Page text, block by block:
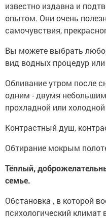
известно издавна и
опытом. Они очень
самочувствия,
Вы можете выбрать
вид водных процедур
Обливание утром после
одним - двумя
прохладной или
Контрастный душ,
Обтирание мокрым
Тёплый,
семье.
Обстановка , в которой
психологический